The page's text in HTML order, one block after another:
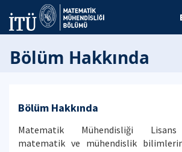
Bölüm Hakkında
Bölüm Hakkında
Matematik Mühendisliği Lisans
matematik ve mühendislik